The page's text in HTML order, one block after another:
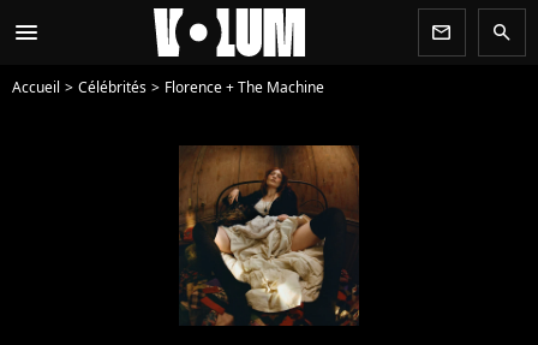
menu newsletter search
Accueil Célébrités Florence + The Machine